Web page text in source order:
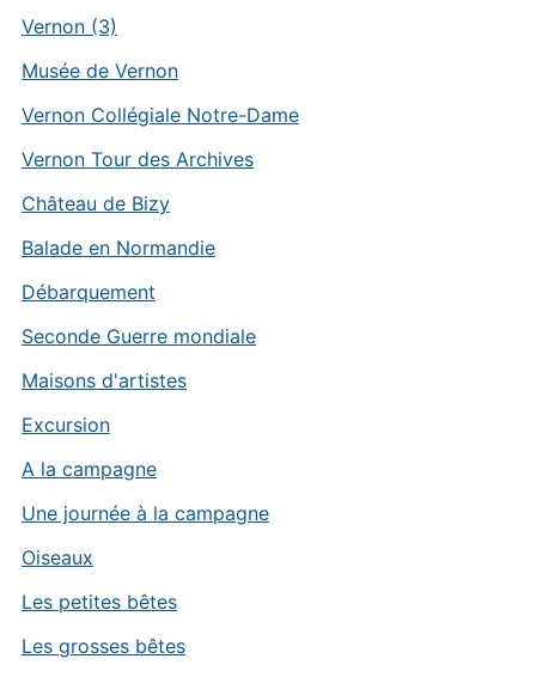
Vernon (3)
Musée de Vernon
Vernon Collégiale Notre-Dame
Vernon Tour des Archives
Château de Bizy
Balade en Normandie
Débarquement
Seconde Guerre mondiale
Maisons d'artistes
Excursion
A la campagne
Une journée à la campagne
Oiseaux
Les petites bêtes
Les grosses bêtes